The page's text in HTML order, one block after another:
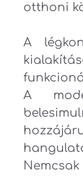
otthoni
A
A